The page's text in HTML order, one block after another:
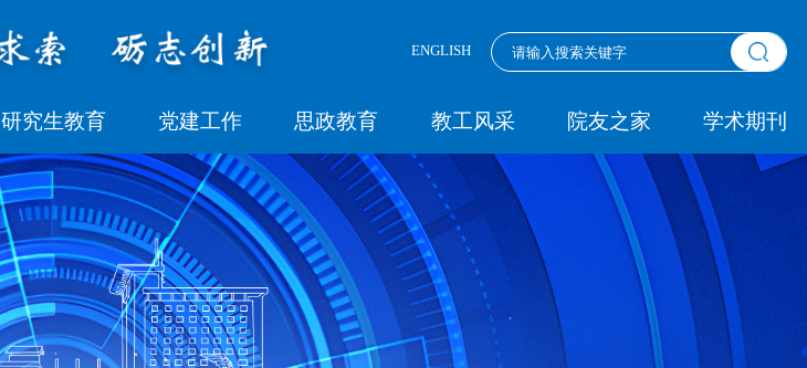
ENGLISH
研究生教育 党建工作 思政教育 教工风采 院友之家 学术期刊